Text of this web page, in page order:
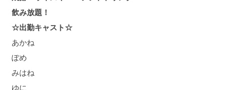
飲み放題！
☆出勤キャスト☆
あかね
ぽめ
みはね
ゆに